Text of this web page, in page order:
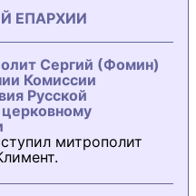
ЕПАРХИИ
Сергий (Фомин)
Комиссии
Русской
митрополит